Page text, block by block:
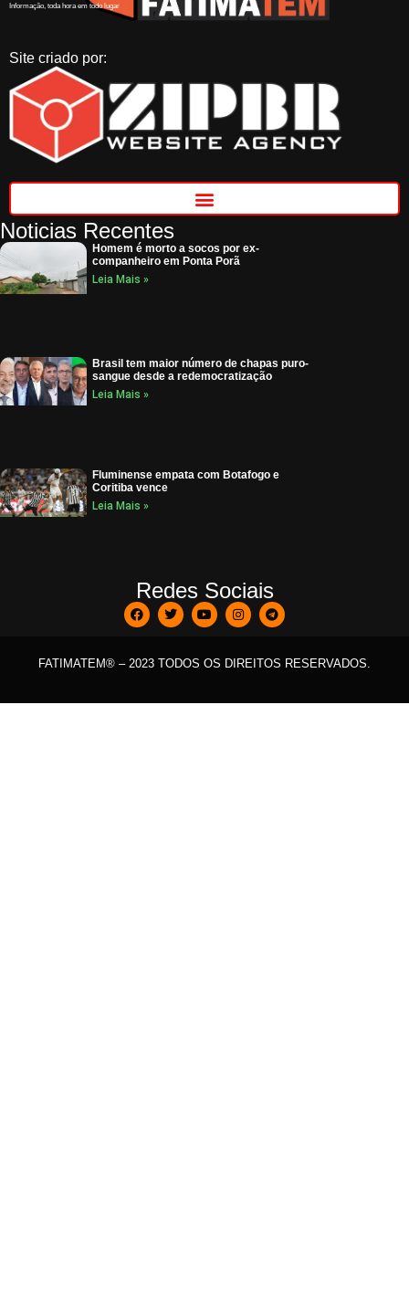
Informação, toda hora em todo lugar
Site criado por:
Noticias Recentes
Homem é morto a socos por ex-
companheiro em Ponta Porã
Leia Mais »
Brasil tem maior número de chapas puro-
sangue desde a redemocratização
Leia Mais »
Fluminense empata com Botafogo e
Coritiba vence
Leia Mais »
Redes Sociais
FATIMATEM® – 2023 TODOS OS DIREITOS RESERVADOS.